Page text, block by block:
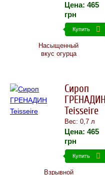
Цена: 465
грн
Купить
Насыщенный
вкус огурца
Сироп
ГРЕНАДИН
Teisseire
Вес: 0,7 л
Цена: 465
грн
Купить
Взрывной